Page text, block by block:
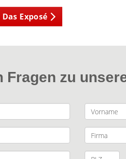
Das Exposé
Fragen zu